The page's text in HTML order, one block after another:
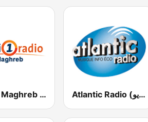
Medi 1 Maghreb (ميدى1 مغرب) Atlantic Radio (أتلانتيك راديو)